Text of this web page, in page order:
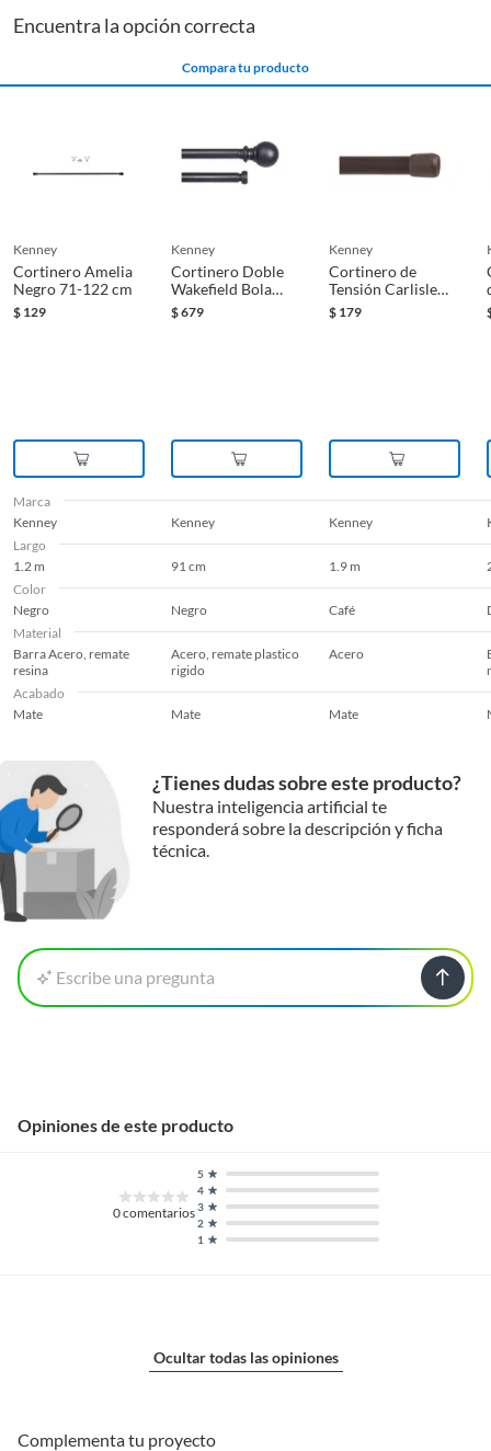
Encuentra la opción correcta
Compara tu producto
kenney
Cortinero Amelia
Negro 71-122 cm
$ 129
kenney
Cortinero Doble
Wakefield Bola
Negra 91-168 cm
$679
kenney
Cortinero de
Tensión Carlisle
Chocolate 122-191
cm
$ 179
Marca
Kenney
Kenney Kenney
Largo
1.2 m
91 cm 1.9 m
Color
Negro
Negro Café
Material
Barra Acero, remate
resina
Acero, remate plastico
rigido
Acero
Acabado
Mate
Mate Mate
¿Tienes dudas sobre este producto?
Nuestra inteligencia artificial te
responderá sobre la descripción y ficha
técnica.
Escribe una pregunta
Opiniones de este producto
0comentarios
1
2
3
4
5
Ocultar todas las opiniones
Complementa tu proyecto